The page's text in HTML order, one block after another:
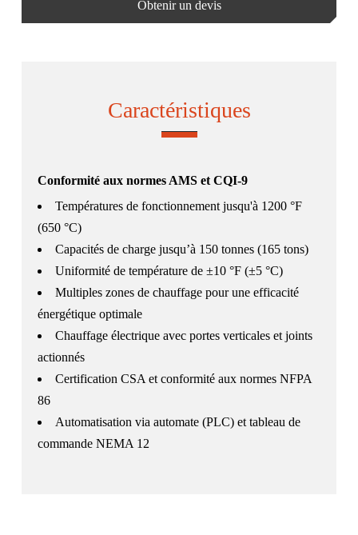
Obtenir un devis
Caractéristiques
Conformité aux normes AMS et CQI-9
Températures de fonctionnement jusqu'à 1200 °F
(650 °C)
Capacités de charge jusqu’à 150 tonnes (165 tons)
Uniformité de température de ±10 °F (±5 °C)
Multiples zones de chauffage pour une efficacité
énergétique optimale
Chauffage électrique avec portes verticales et joints
actionnés
Certification CSA et conformité aux normes NFPA
86
Automatisation via automate (PLC) et tableau de
commande NEMA 12